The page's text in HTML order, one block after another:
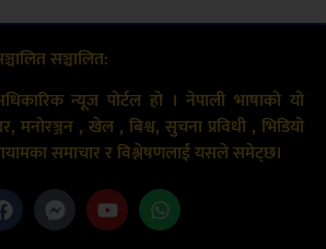
सञ्चालित:
न्यूज पोर्टल हो । नेपाली भाषाको यो
मनोरञ्जन , खेल , बिश्व, सुचना प्रविधी , भिडियो
समाचार र विश्लेषणलाई यसले समेट्छ।